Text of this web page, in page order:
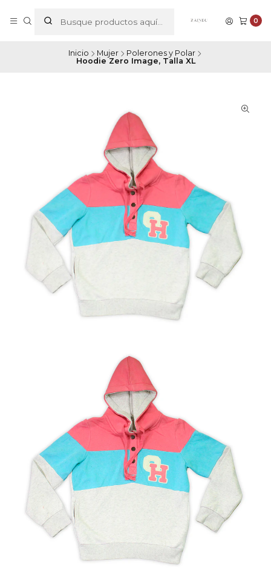
0
Inicio Mujer
Polerones y Polar
Hoodie Zero Image, Talla XL